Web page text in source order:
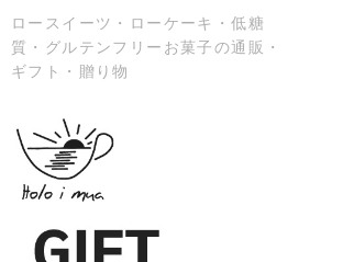
ロースイーツ・ローケーキ・低糖
質・グルテンフリーお菓子の通販・
ギフト・贈り物